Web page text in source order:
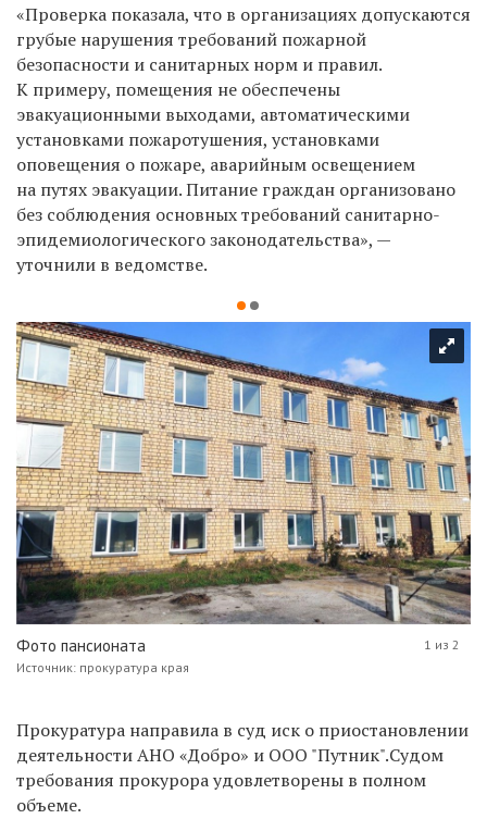
«Проверка показала, что в организациях допускаются
грубые нарушения требований пожарной
безопасности и санитарных норм и правил.
К примеру, помещения не обеспечены
эвакуационными выходами, автоматическими
установками пожаротушения, установками
оповещения о пожаре, аварийным освещением
на путях эвакуации. Питание граждан организовано
без соблюдения основных требований санитарно-
эпидемиологического законодательства», —
уточнили в ведомстве.
Фото пансионата
Источник: прокуратура края
1 из 2
Прокуратура направила в суд иск о приостановлении
деятельности АНО «Добро» и ООО "Путник".Судом
требования прокурора удовлетворены в полном
объеме.